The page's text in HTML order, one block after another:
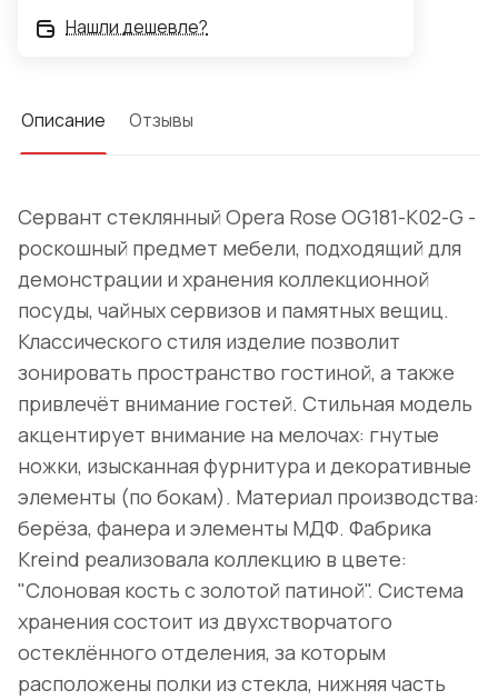
Нашли дешевле?
Описание Отзывы
Сервант стеклянный Opera Rose OG181-K02-G -
роскошный предмет мебели, подходящий для
демонстрации и хранения коллекционной
посуды, чайных сервизов и памятных вещиц.
Классического стиля изделие позволит
зонировать пространство гостиной, а также
привлечёт внимание гостей. Стильная модель
акцентирует внимание на мелочах: гнутые
ножки, изысканная фурнитура и декоративные
элементы (по бокам). Материал производства:
берёза, фанера и элементы МДФ. Фабрика
Kreind реализовала коллекцию в цвете:
"Слоновая кость с золотой патиной". Система
хранения состоит из двухстворчатого
остеклённого отделения, за которым
расположены полки из стекла, нижняя часть